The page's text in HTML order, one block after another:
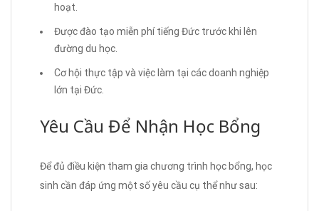
hoạt.
Được đào tạo miễn phí tiếng Đức trước khi lên
đường du học.
Cơ hội thực tập và việc làm tại các doanh nghiệp
lớn tại Đức.
Yêu Cầu Để Nhận Học Bổng
Để đủ điều kiện tham gia chương trình học bổng, học
sinh cần đáp ứng một số yêu cầu cụ thể như sau: